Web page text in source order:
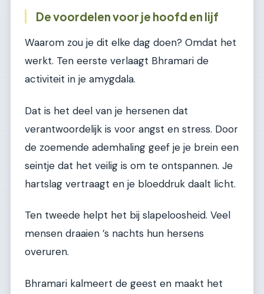
De voordelen voor je hoofd en lijf
Waarom zou je dit elke dag doen? Omdat het
werkt. Ten eerste verlaagt Bhramari de
activiteit in je amygdala.
Dat is het deel van je hersenen dat
verantwoordelijk is voor angst en stress. Door
de zoemende ademhaling geef je je brein een
seintje dat het veilig is om te ontspannen. Je
hartslag vertraagt en je bloeddruk daalt licht.
Ten tweede helpt het bij slapeloosheid. Veel
mensen draaien ’s nachts hun hersens
overuren.
Bhramari kalmeert de geest en maakt het